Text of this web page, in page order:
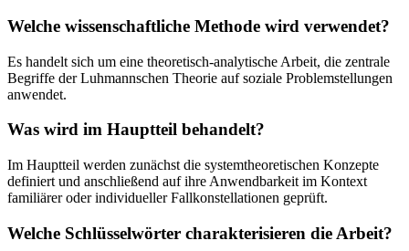
Welche wissenschaftliche Methode wird verwendet?
Es handelt sich um eine theoretisch-analytische Arbeit, die zentrale
Begriffe der Luhmannschen Theorie auf soziale Problemstellungen
anwendet.
Was wird im Hauptteil behandelt?
Im Hauptteil werden zunächst die systemtheoretischen Konzepte
definiert und anschließend auf ihre Anwendbarkeit im Kontext
familiärer oder individueller Fallkonstellationen geprüft.
Welche Schlüsselwörter charakterisieren die Arbeit?